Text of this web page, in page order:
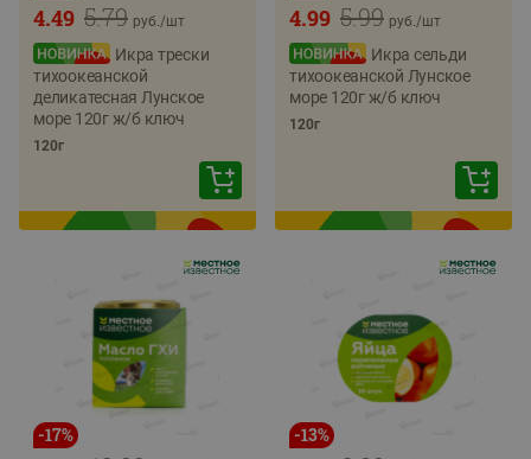
5.79
4.49 руб./шт
Икра трески
тихоокеанской
деликатесная Лунское
море 120г ж/б ключ
120г
5.99
4.99 руб./шт
Икра сельди
тихоокеанской Лунское
море 120г ж/б ключ
120г
-17% -13%